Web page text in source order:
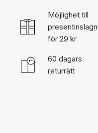
Möjlighet till
för 29 kr
60 dagars
returrätt